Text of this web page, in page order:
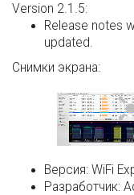
Version 2.1.5:
Release notes
updated.
Снимки экрана:
Версия: WiFi
Разработчик: